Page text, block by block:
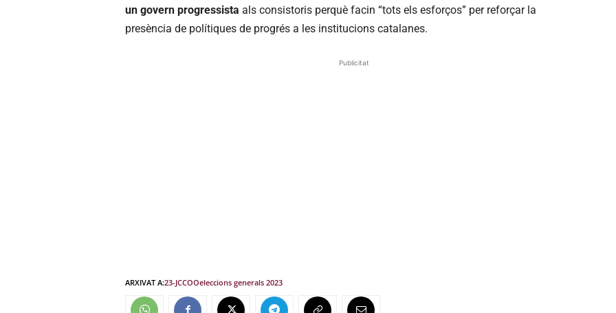
un govern progressista als consistoris perquè facin “tots els esforços” per reforçar la
presència de polítiques de progrés a les institucions catalanes.
Publicitat
ARXIVAT A:23-JCCOOeleccions generals 2023